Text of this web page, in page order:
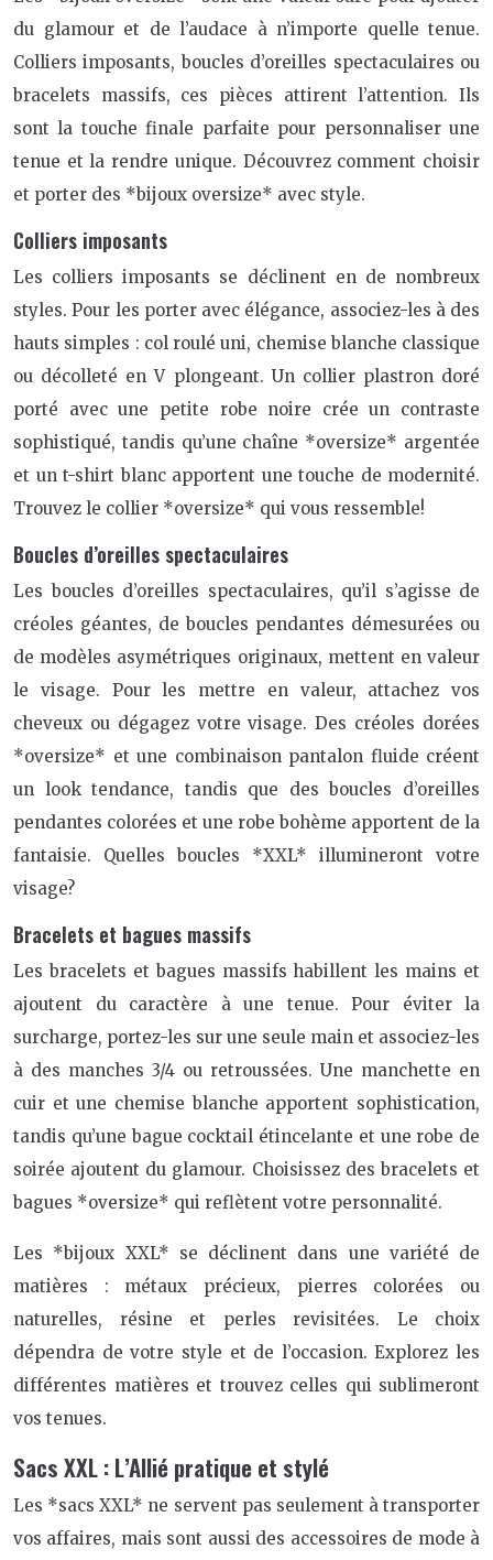
du glamour et de l’audace à n’importe quelle tenue.
Colliers imposants, boucles d’oreilles spectaculaires ou
bracelets massifs, ces pièces attirent l’attention. Ils
sont la touche finale parfaite pour personnaliser une
tenue et la rendre unique. Découvrez comment choisir
et porter des *bijoux oversize* avec style.
Colliers imposants
Les colliers imposants se déclinent en de nombreux
styles. Pour les porter avec élégance, associez-les à des
hauts simples : col roulé uni, chemise blanche classique
ou décolleté en V plongeant. Un collier plastron doré
porté avec une petite robe noire crée un contraste
sophistiqué, tandis qu’une chaîne *oversize* argentée
et un t-shirt blanc apportent une touche de modernité.
Trouvez le collier *oversize* qui vous ressemble!
Boucles d’oreilles spectaculaires
Les boucles d’oreilles spectaculaires, qu’il s’agisse de
créoles géantes, de boucles pendantes démesurées ou
de modèles asymétriques originaux, mettent en valeur
le visage. Pour les mettre en valeur, attachez vos
cheveux ou dégagez votre visage. Des créoles dorées
*oversize* et une combinaison pantalon fluide créent
un look tendance, tandis que des boucles d’oreilles
pendantes colorées et une robe bohème apportent de la
fantaisie. Quelles boucles *XXL* illumineront votre
visage?
Bracelets et bagues massifs
Les bracelets et bagues massifs habillent les mains et
ajoutent du caractère à une tenue. Pour éviter la
surcharge, portez-les sur une seule main et associez-les
à des manches 3/4 ou retroussées. Une manchette en
cuir et une chemise blanche apportent sophistication,
tandis qu’une bague cocktail étincelante et une robe de
soirée ajoutent du glamour. Choisissez des bracelets et
bagues *oversize* qui reflètent votre personnalité.
Les *bijoux XXL* se déclinent dans une variété de
matières : métaux précieux, pierres colorées ou
naturelles, résine et perles revisitées. Le choix
dépendra de votre style et de l’occasion. Explorez les
différentes matières et trouvez celles qui sublimeront
vos tenues.
Sacs XXL : L’Allié pratique et stylé
Les *sacs XXL* ne servent pas seulement à transporter
vos affaires, mais sont aussi des accessoires de mode à